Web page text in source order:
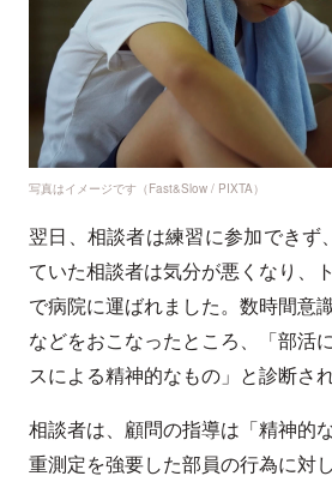
写真はイメージです（Fast&Slow / PIXTA）
翌日、相談者は練習に参加できず
ていた相談者は気分が悪くなり、
で病院に運ばれました。数時間意
などをおこなったところ、「部活
スによる精神的なもの」と診断さ
相談者は、顧問の指導は「精神的
重測定を強要した部員の行為に対